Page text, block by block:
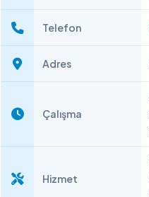
Telefon
Adres
Çalışma
Hizmet